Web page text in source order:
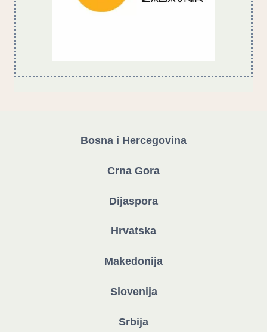
Bosna i Hercegovina
Crna Gora
Dijaspora
Hrvatska
Makedonija
Slovenija
Srbija